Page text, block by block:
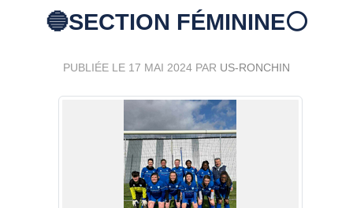
🔵SECTION FÉMININE⚪️
PUBLIÉE LE 17 MAI 2024 PAR US-RONCHIN